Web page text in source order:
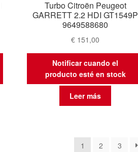
Turbo Citroën Peugeot
GARRETT 2.2 HDI GT1549P
9649588680
€ 151,00
Notificar cuando el
producto esté en stock
Leer más
1 2 3